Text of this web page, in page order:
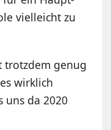
vielleicht zu
trotzdem genug
wirklich
uns da 2020